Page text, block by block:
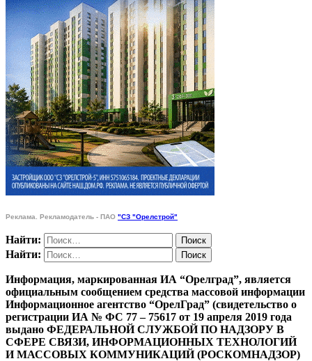
Реклама. Рекламодатель - ПАО "СЗ "Орелстрой"
Найти:
Найти:
Информация, маркированная ИА “Орелград”, является
официальным сообщением средства массовой информации
Информационное агентство “ОрелГрад” (свидетельство о
регистрации ИА № ФС 77 – 75617 от 19 апреля 2019 года
выдано ФЕДЕРАЛЬНОЙ СЛУЖБОЙ ПО НАДЗОРУ В
СФЕРЕ СВЯЗИ, ИНФОРМАЦИОННЫХ ТЕХНОЛОГИЙ
И МАССОВЫХ КОММУНИКАЦИЙ (РОСКОМНАДЗОР)